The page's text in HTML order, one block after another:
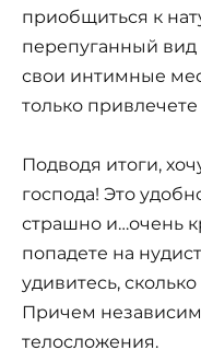
приобщиться к
перепуганный
свои интимные
только
Подводя итоги,
господа! Это
страшно и…очень
попадете на
удивитесь,
Причем
телосложения.